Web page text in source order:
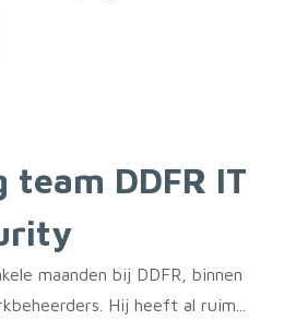
DDFR IT
maanden bij DDFR, binnen
Hij heeft al ruim...